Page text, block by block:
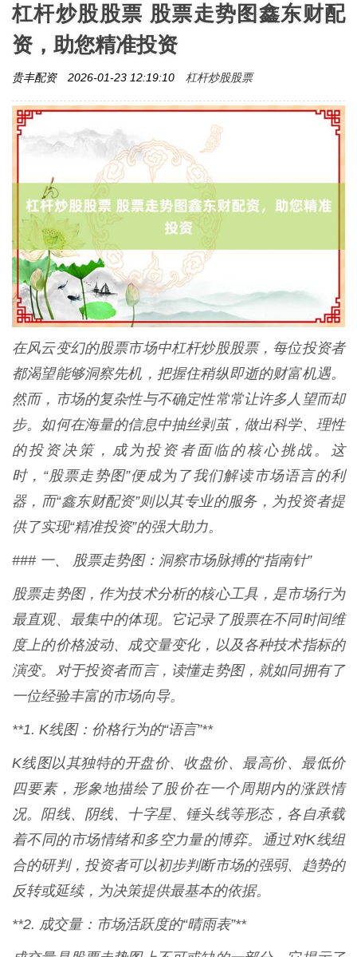
杠杆炒股股票 股票走势图鑫东财配
资，助您精准投资
贵丰配资 2026-01-23 12:19:10 杠杆炒股股票
在风云变幻的股票市场中杠杆炒股股票，每位投资者
都渴望能够洞察先机，把握住稍纵即逝的财富机遇。
然而，市场的复杂性与不确定性常常让许多人望而却
步。如何在海量的信息中抽丝剥茧，做出科学、理性
的投资决策，成为投资者面临的核心挑战。这
时，“股票走势图”便成为了我们解读市场语言的利
器，而“鑫东财配资”则以其专业的服务，为投资者提
供了实现“精准投资”的强大助力。
### 一、 股票走势图：洞察市场脉搏的“指南针”
股票走势图，作为技术分析的核心工具，是市场行为
最直观、最集中的体现。它记录了股票在不同时间维
度上的价格波动、成交量变化，以及各种技术指标的
演变。对于投资者而言，读懂走势图，就如同拥有了
一位经验丰富的市场向导。
**1. K线图：价格行为的“语言”**
K线图以其独特的开盘价、收盘价、最高价、最低价
四要素，形象地描绘了股价在一个周期内的涨跌情
况。阳线、阴线、十字星、锤头线等形态，各自承载
着不同的市场情绪和多空力量的博弈。通过对K线组
合的研判，投资者可以初步判断市场的强弱、趋势的
反转或延续，为决策提供最基本的依据。
**2. 成交量：市场活跃度的“晴雨表”**